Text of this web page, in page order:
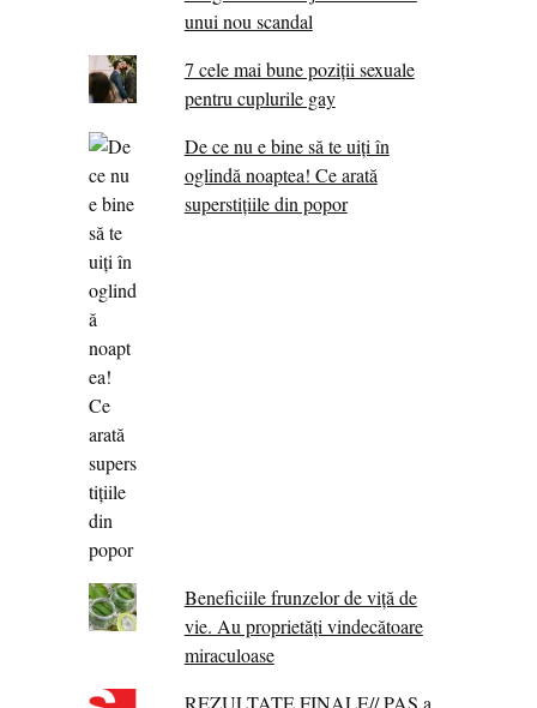
unui nou scandal
7 cele mai bune poziții sexuale
pentru cuplurile gay
De ce nu e bine să te uiți în
oglindă noaptea! Ce arată
superstițiile din popor
Beneficiile frunzelor de viță de
vie. Au proprietăţi vindecătoare
miraculoase
REZULTATE FINALE// PAS a